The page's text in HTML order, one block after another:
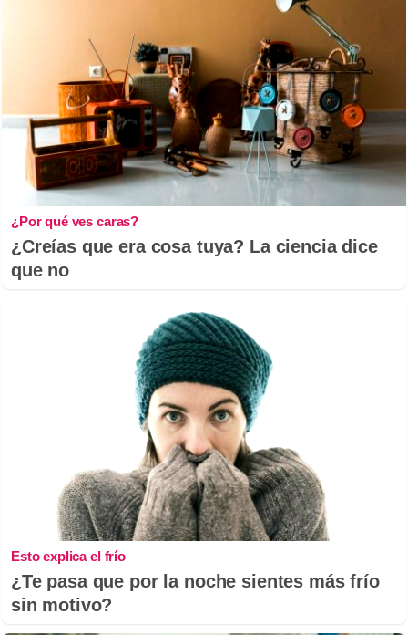
¿Por qué ves caras?
¿Creías que era cosa tuya? La ciencia dice
que no
Esto explica el frío
¿Te pasa que por la noche sientes más frío
sin motivo?